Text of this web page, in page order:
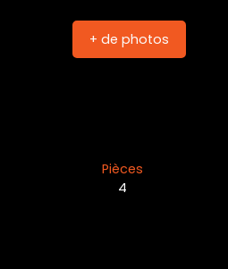
+ de photos
Pièces
4